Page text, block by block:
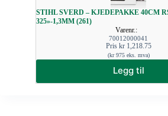
STIHL SVERD – KJEDEPAKKE 40CM
325»-1,3MM (261)
Varenr.:
70012000041
Pris kr1,218.75
(kr975eks. mva)
Legg til